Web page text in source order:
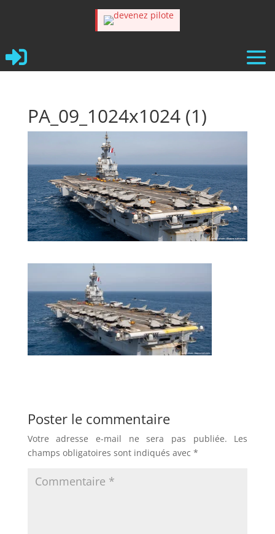

PA_09_1024x1024 (1)
Poster le commentaire
Votre adresse e-mail ne sera pas publiée.
Les
champs obligatoires sont indiqués avec *